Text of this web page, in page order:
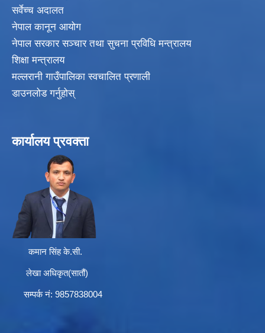
सर्वेच्च अदालत
नेपाल कानून आयोग
नेपाल सरकार सञ्चार तथा सुचना प्रविधि मन्त्रालय
शिक्षा मन्त्रालय
मल्लरानी गाउँपालिका स्वचालित प्रणाली
डाउनलोड गर्नुहोस्
कार्यालय प्रवक्ता
कमान सिंह के.सी.
लेखा अधिकृत(सातौं)
सम्पर्क न‌ं: 9857838004